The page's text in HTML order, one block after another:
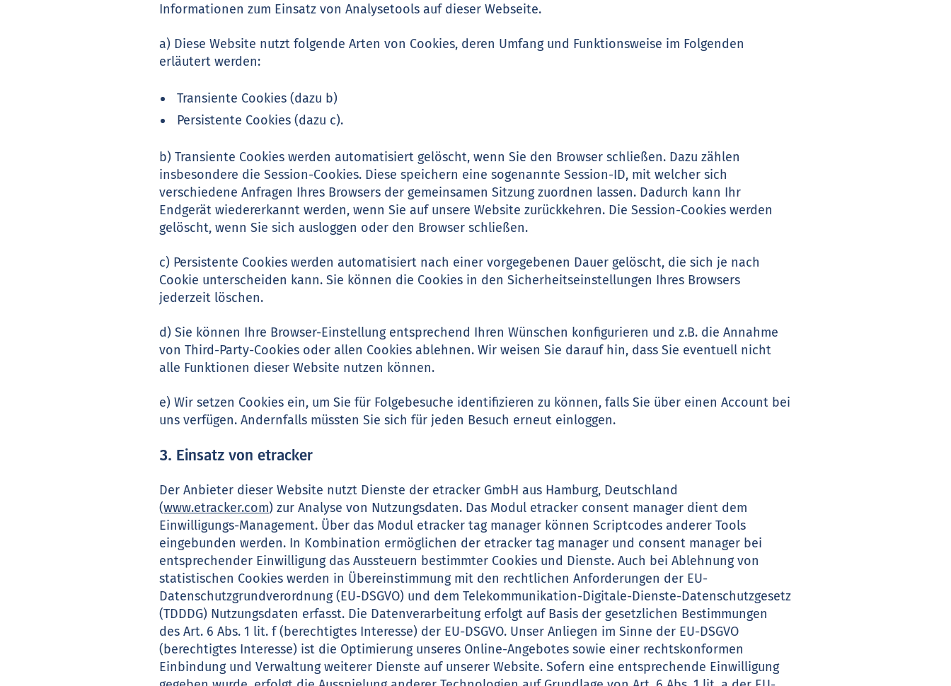
Informationen zum Einsatz von Analysetools auf dieser Webseite.
a) Diese Website nutzt folgende Arten von Cookies, deren Umfang und Funktionsweise im Folgenden
erläutert werden:
Transiente Cookies (dazu b)
Persistente Cookies (dazu c).
b) Transiente Cookies werden automatisiert gelöscht, wenn Sie den Browser schließen. Dazu zählen
insbesondere die Session-Cookies. Diese speichern eine sogenannte Session-ID, mit welcher sich
verschiedene Anfragen Ihres Browsers der gemeinsamen Sitzung zuordnen lassen. Dadurch kann Ihr
Endgerät wiedererkannt werden, wenn Sie auf unsere Website zurückkehren. Die Session-Cookies werden
gelöscht, wenn Sie sich ausloggen oder den Browser schließen.
c) Persistente Cookies werden automatisiert nach einer vorgegebenen Dauer gelöscht, die sich je nach
Cookie unterscheiden kann. Sie können die Cookies in den Sicherheitseinstellungen Ihres Browsers
jederzeit löschen.
d) Sie können Ihre Browser-Einstellung entsprechend Ihren Wünschen konfigurieren und z.B. die Annahme
von Third-Party-Cookies oder allen Cookies ablehnen. Wir weisen Sie darauf hin, dass Sie eventuell nicht
alle Funktionen dieser Website nutzen können.
e) Wir setzen Cookies ein, um Sie für Folgebesuche identifizieren zu können, falls Sie über einen Account bei
uns verfügen. Andernfalls müssten Sie sich für jeden Besuch erneut einloggen.
3. Einsatz von etracker
Der Anbieter dieser Website nutzt Dienste der etracker GmbH aus Hamburg, Deutschland
(www.etracker.com) zur Analyse von Nutzungsdaten. Das Modul etracker consent manager dient dem
Einwilligungs-Management. Über das Modul etracker tag manager können Scriptcodes anderer Tools
eingebunden werden. In Kombination ermöglichen der etracker tag manager und consent manager bei
entsprechender Einwilligung das Aussteuern bestimmter Cookies und Dienste. Auch bei Ablehnung von
statistischen Cookies werden in Übereinstimmung mit den rechtlichen Anforderungen der EU-
Datenschutzgrundverordnung (EU-DSGVO) und dem Telekommunikation-Digitale-Dienste-Datenschutzgesetz
(TDDDG) Nutzungsdaten erfasst. Die Datenverarbeitung erfolgt auf Basis der gesetzlichen Bestimmungen
des Art. 6 Abs. 1 lit. f (berechtigtes Interesse) der EU-DSGVO. Unser Anliegen im Sinne der EU-DSGVO
(berechtigtes Interesse) ist die Optimierung unseres Online-Angebotes sowie einer rechtskonformen
Einbindung und Verwaltung weiterer Dienste auf unserer Website. Sofern eine entsprechende Einwilligung